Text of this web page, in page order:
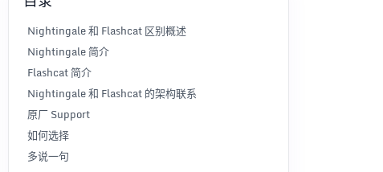
Nightingale 和 Flashcat 区别概述
Nightingale 简介
Flashcat 简介
Nightingale 和 Flashcat 的架构联系
原厂 Support
如何选择
多说一句